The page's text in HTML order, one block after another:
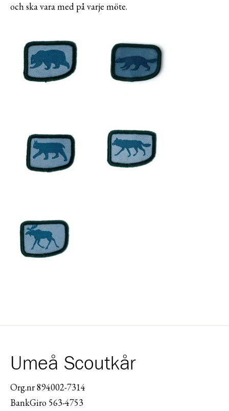
och ska vara med på varje möte.
Umeå Scoutkår
Org.nr 894002-7314
BankGiro 563-4753